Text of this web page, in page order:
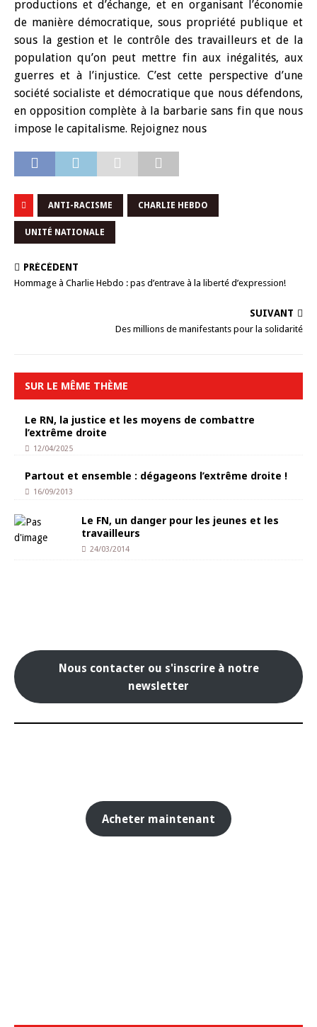
productions et d’échange, et en organisant l’économie
de manière démocratique, sous propriété publique et
sous la gestion et le contrôle des travailleurs et de la
population qu’on peut mettre fin aux inégalités, aux
guerres et à l’injustice. C’est cette perspective d’une
société socialiste et démocratique que nous défendons,
en opposition complète à la barbarie sans fin que nous
impose le capitalisme. Rejoignez nous
ANTI-RACISME CHARLIE HEBDO
UNITÉ NATIONALE
PRÉCÉDENT
Hommage à Charlie Hebdo : pas d’entrave à la liberté d’expression!
SUIVANT
Des millions de manifestants pour la solidarité
SUR LE MÊME THÈME
Le RN, la justice et les moyens de combattre
l’extrême droite
12/04/2025
Partout et ensemble : dégageons l’extrême droite !
16/09/2013
Le FN, un danger pour les jeunes et les
travailleurs
24/03/2014
Nous contacter ou s'inscrire à notre
newsletter
Acheter maintenant